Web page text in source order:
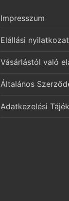
Impresszum
Elállási nyilatkozat
Vásárlástól való
Általános
Adatkezelési